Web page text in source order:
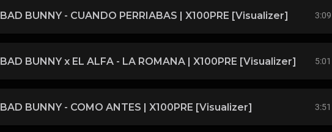
BAD BUNNY - CUANDO PERRIABAS | X100PRE [Visualizer] 3:09
BAD BUNNY x EL ALFA - LA ROMANA | X100PRE [Visualizer] 5:01
BAD BUNNY - COMO ANTES | X100PRE [Visualizer] 3:51